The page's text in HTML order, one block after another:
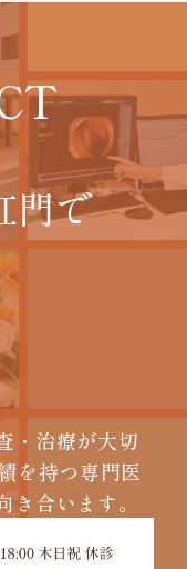
門で
・治療が大切
を持つ専門医
合います。